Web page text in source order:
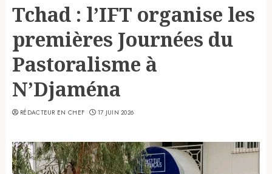
Tchad : l’IFT organise les
premières Journées du
Pastoralisme à
N’Djaména
RÉDACTEUR EN CHEF 17 JUIN 2026